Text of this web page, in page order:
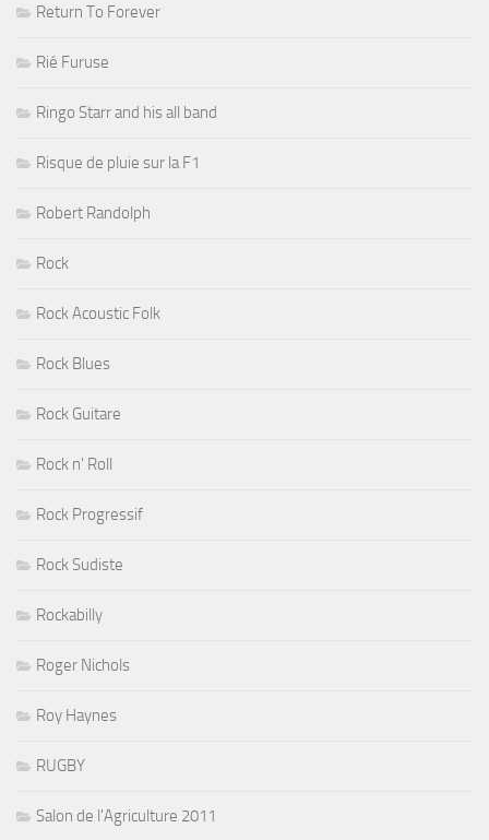
Return To Forever
Rié Furuse
Ringo Starr and his all band
Risque de pluie sur la F1
Robert Randolph
Rock
Rock Acoustic Folk
Rock Blues
Rock Guitare
Rock n' Roll
Rock Progressif
Rock Sudiste
Rockabilly
Roger Nichols
Roy Haynes
RUGBY
Salon de l'Agriculture 2011